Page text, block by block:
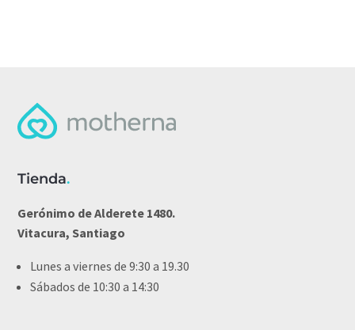
Tienda.
Gerónimo de Alderete 1480.
Vitacura, Santiago
Lunes a viernes de 9:30 a 19.30
Sábados de 10:30 a 14:30